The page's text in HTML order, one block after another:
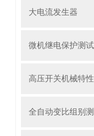
大电流发生器
微机继电保护测
高压开关机械特
全自动变比组别